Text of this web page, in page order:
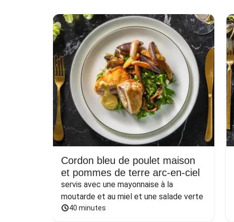
Cordon bleu de poulet maison
et pommes de terre arc-en-ciel
servis avec une mayonnaise à la
moutarde et au miel et une salade verte
40 minutes